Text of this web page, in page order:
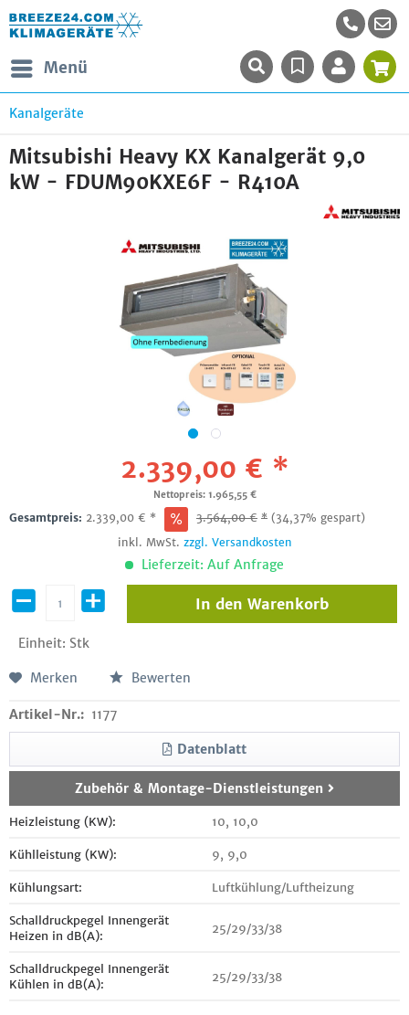
Menü
Kanalgeräte
Mitsubishi Heavy KX Kanalgerät 9,0
kW - FDUM90KXE6F - R410A
2.339,00 € *
Nettopreis: 1.965,55 €
Gesamtpreis: 2.339,00 € * 3.564,00€ * (34,37% gespart)
inkl. MwSt. zzgl. Versandkosten
Lieferzeit: Auf Anfrage
Einheit: Stk
In den Warenkorb
Merken Bewerten
Artikel-Nr.: 1177
Datenblatt
Zubehör & Montage-Dienstleistungen
Heizleistung (KW): 10, 10,0
Kühlleistung (KW): 9, 9,0
Kühlungsart: Luftkühlung/Luftheizung
Schalldruckpegel Innengerät
Heizen in dB(A):
25/29/33/38
Schalldruckpegel Innengerät
Kühlen in dB(A):
25/29/33/38